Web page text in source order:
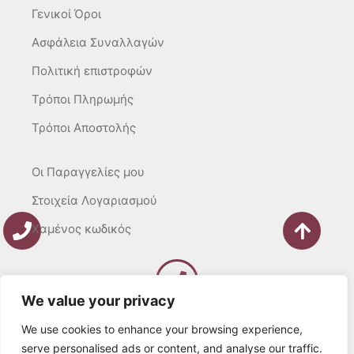
We value your privacy
We use cookies to enhance your browsing experience,
serve personalised ads or content, and analyse our traffic.
Γενικοί Όροι
Ασφάλεια Συναλλαγών
Πολιτική επιστροφών
Τρόποι Πληρωμής
Τρόποι Αποστολής
Οι Παραγγελίες μου
Στοιχεία Λογαριασμού
Χαμένος κωδικός
Καλέστε μας
Δευτ – Τετ. – Σαβ. : 10:00 – 15:00
Τρίτ. – Πέμπτ. – Παρ. : 10:00 – 21:00